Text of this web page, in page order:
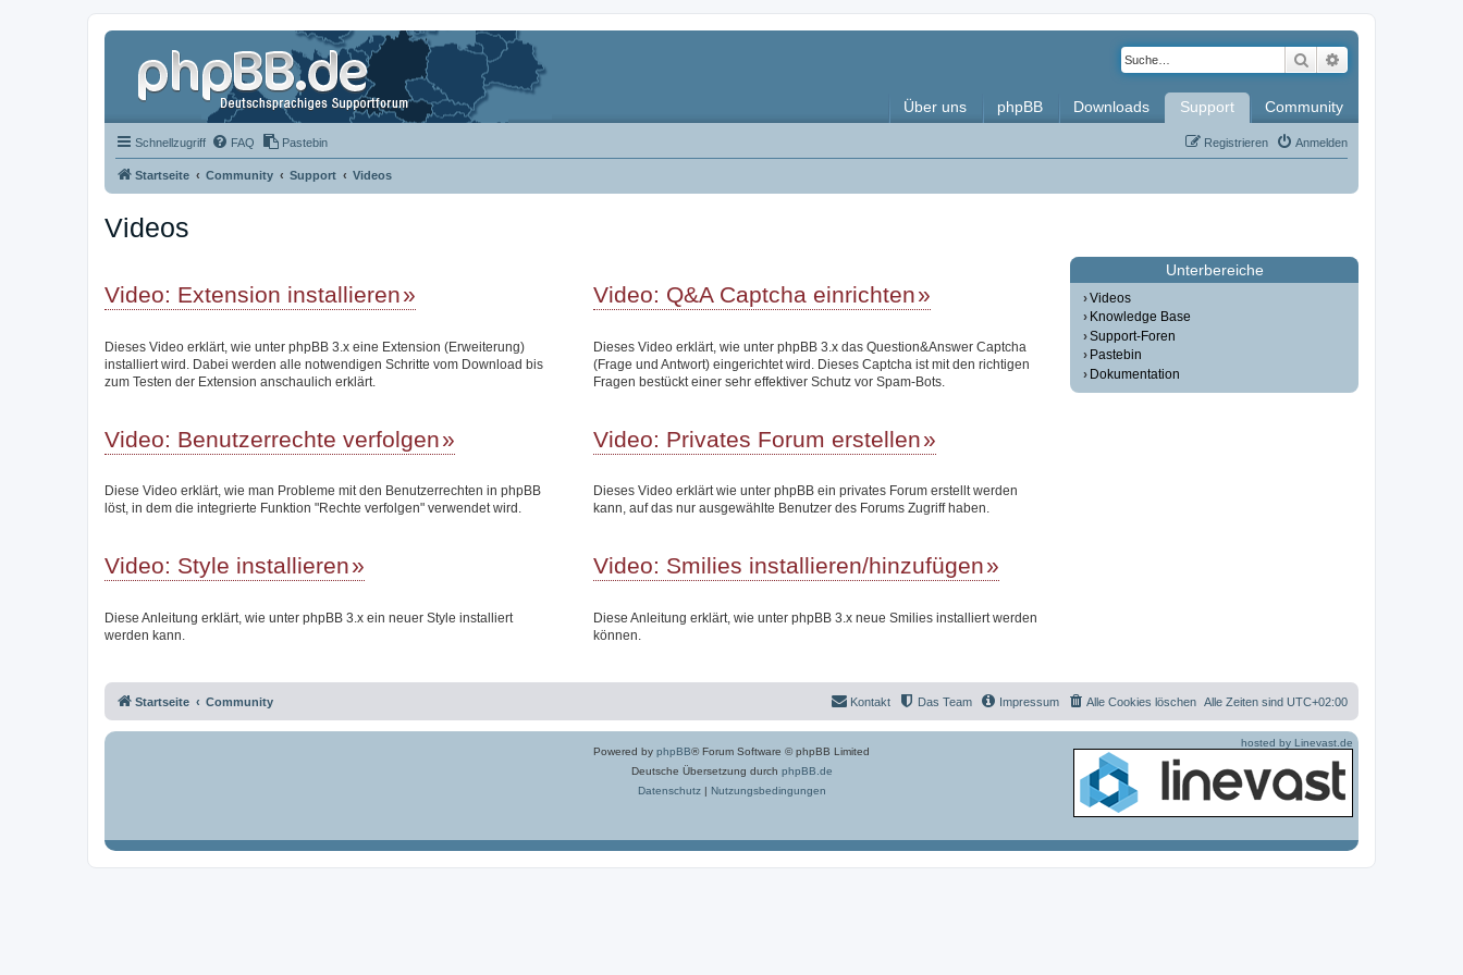
Suche
Über uns phpBB Downloads Support Community
Schnellzugriff FAQ Pastebin Anmelden
Registrieren
Startseite Community Support Videos
Videos
Video: Extension installieren
Dieses Video erklärt, wie unter phpBB 3.x eine Extension (Erweiterung)
installiert wird. Dabei werden alle notwendigen Schritte vom Download bis
zum Testen der Extension anschaulich erklärt.
Video: Q&A Captcha einrichten
Dieses Video erklärt, wie unter phpBB 3.x das Question&Answer Captcha
(Frage und Antwort) eingerichtet wird. Dieses Captcha ist mit den richtigen
Fragen bestückt einer sehr effektiver Schutz vor Spam-Bots.
Video: Benutzerrechte verfolgen
Diese Video erklärt, wie man Probleme mit den Benutzerrechten in phpBB
löst, in dem die integrierte Funktion "Rechte verfolgen" verwendet wird.
Video: Privates Forum erstellen
Dieses Video erklärt wie unter phpBB ein privates Forum erstellt werden
kann, auf das nur ausgewählte Benutzer des Forums Zugriff haben.
Video: Style installieren
Diese Anleitung erklärt, wie unter phpBB 3.x ein neuer Style installiert
werden kann.
Video: Smilies installieren/hinzufügen
Diese Anleitung erklärt, wie unter phpBB 3.x neue Smilies installiert werden
können.
Unterbereiche
Videos
Knowledge Base
Support-Foren
Pastebin
Dokumentation
Startseite Community Alle Zeiten sind UTC+02:00
Alle Cookies löschen
Impressum
Das Team
Kontakt
Powered by phpBB® Forum Software © phpBB Limited
Deutsche Übersetzung durch phpBB.de
Datenschutz| Nutzungsbedingungen
hosted by Linevast.de